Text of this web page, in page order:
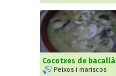
Cocotxes de bacallà
Peixos i mariscos